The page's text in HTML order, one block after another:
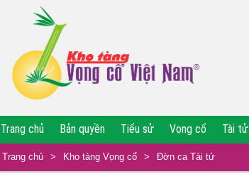
Trang chủ Bản quyền Tiểu sử Vọng cổ Tài tử
Trang chủ > Kho tàng Vọng cổ > Đờn ca Tài tử